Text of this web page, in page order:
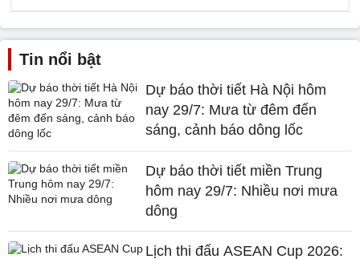
Tin nổi bật
Dự báo thời tiết Hà Nội hôm
nay 29/7: Mưa từ đêm đến
sáng, cảnh báo dông lốc
Dự báo thời tiết miền Trung
hôm nay 29/7: Nhiều nơi mưa
dông
Lịch thi đấu ASEAN Cup 2026: